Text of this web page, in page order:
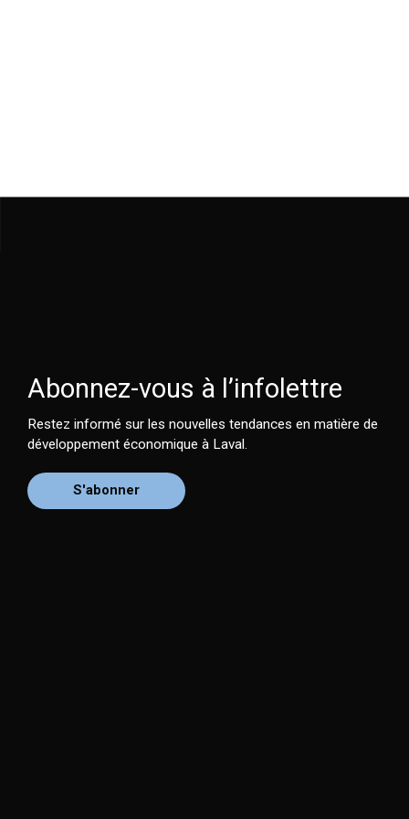
Abonnez-vous à l’infolettre
Restez informé sur les nouvelles tendances en matière de
développement économique à Laval.
S'abonner